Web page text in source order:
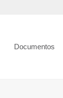
Documentos